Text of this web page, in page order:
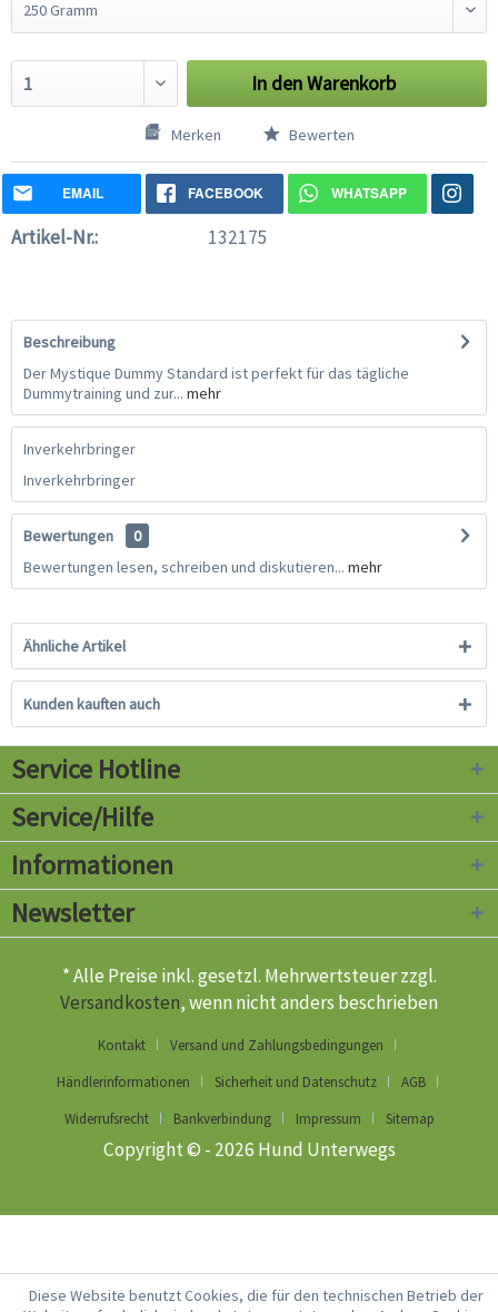
In denWarenkorb
Merken Bewerten
EMAIL FACEBOOK WHATSAPP
Artikel-Nr.: 132175
Beschreibung
Der Mystique Dummy Standard ist perfekt für das tägliche
Dummytraining und zur... mehr
Inverkehrbringer
Inverkehrbringer
Bewertungen
0
Bewertungen lesen, schreiben und diskutieren... mehr
Ähnliche Artikel
Kunden kauften auch
Service Hotline
Service/Hilfe
Informationen
Newsletter
* Alle Preise inkl. gesetzl. Mehrwertsteuer zzgl.
Versandkosten, wenn nicht anders beschrieben
Kontakt
Versand und Zahlungsbedingungen
Händlerinformationen
Sicherheit und Datenschutz
AGB
Widerrufsrecht
Bankverbindung Impressum Sitemap
Copyright © - 2026 Hund Unterwegs
Diese Website benutzt Cookies, die für den technischen Betrieb der